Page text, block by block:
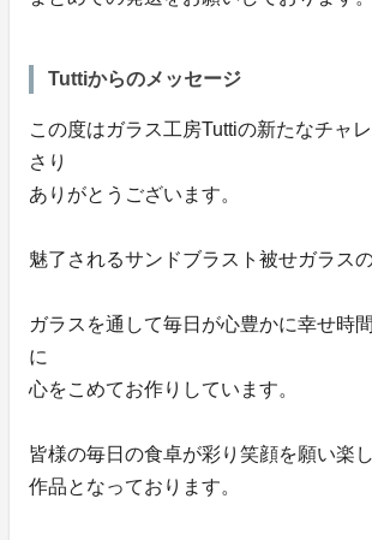
Tuttiからのメッセージ
この度はガラス工房Tuttiの新たなチャ
さり
ありがとうございます。
魅了されるサンドブラスト被せガラス
ガラスを通して毎日が心豊かに幸せ時
に
心をこめてお作りしています。
皆様の毎日の食卓が彩り笑顔を願い楽
作品となっております。